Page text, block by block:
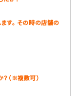
す。 その時の店舗の
（※複数可）